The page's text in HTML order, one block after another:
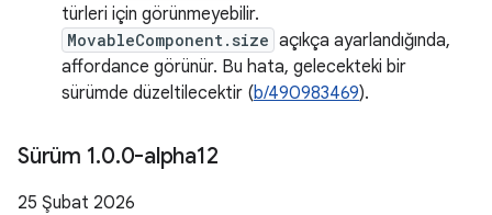
türleri için görünmeyebilir.
MovableComponent.size açıkça ayarlandığında,
affordance görünür. Bu hata, gelecekteki bir
sürümde düzeltilecektir (b/490983469).
Sürüm 1.0.0-alpha12
25 Şubat 2026